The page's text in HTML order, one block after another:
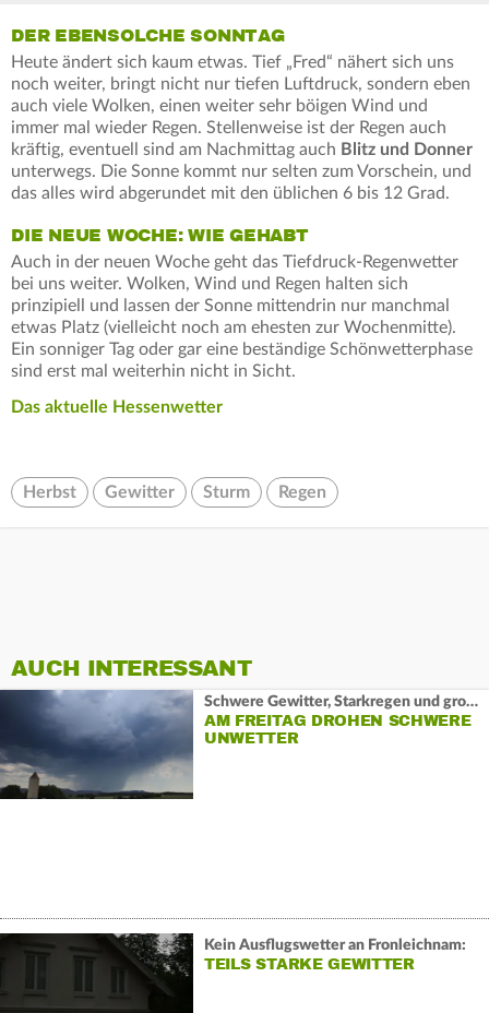
DER EBENSOLCHE SONNTAG
Heute ändert sich kaum etwas. Tief „Fred“ nähert sich uns
noch weiter, bringt nicht nur tiefen Luftdruck, sondern eben
auch viele Wolken, einen weiter sehr böigen Wind und
immer mal wieder Regen. Stellenweise ist der Regen auch
kräftig, eventuell sind am Nachmittag auch Blitz und Donner
unterwegs. Die Sonne kommt nur selten zum Vorschein, und
das alles wird abgerundet mit den üblichen 6 bis 12 Grad.
DIE NEUE WOCHE: WIE GEHABT
Auch in der neuen Woche geht das Tiefdruck-Regenwetter
bei uns weiter. Wolken, Wind und Regen halten sich
prinzipiell und lassen der Sonne mittendrin nur manchmal
etwas Platz (vielleicht noch am ehesten zur Wochenmitte).
Ein sonniger Tag oder gar eine beständige Schönwetterphase
sind erst mal weiterhin nicht in Sicht.
Das aktuelle Hessenwetter
Herbst Gewitter Sturm Regen
AUCH INTERESSANT
Schwere Gewitter, Starkregen und großer Hagel:
AM FREITAG DROHEN SCHWERE
UNWETTER
Kein Ausflugswetter an Fronleichnam:
TEILS STARKE GEWITTER